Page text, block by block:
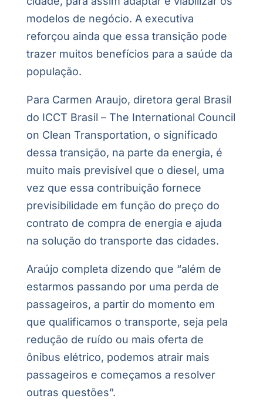
modelos de negócio. A executiva
reforçou ainda que essa transição pode
trazer muitos benefícios para a saúde da
população.
Para Carmen Araujo, diretora geral Brasil
do ICCT Brasil – The International Council
on Clean Transportation, o significado
dessa transição, na parte da energia, é
muito mais previsível que o diesel, uma
vez que essa contribuição fornece
previsibilidade em função do preço do
contrato de compra de energia e ajuda
na solução do transporte das cidades.
Araújo completa dizendo que “além de
estarmos passando por uma perda de
passageiros, a partir do momento em
que qualificamos o transporte, seja pela
redução de ruído ou mais oferta de
ônibus elétrico, podemos atrair mais
passageiros e começamos a resolver
outras questões”.